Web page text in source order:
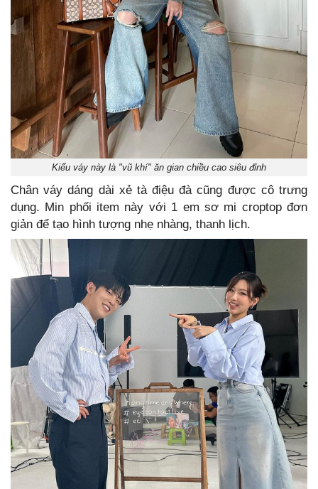
Kiểu váy này là "vũ khí" ăn gian chiều cao siêu đỉnh
Chân váy dáng dài xẻ tà điệu đà cũng được cô trưng
dụng. Min phối item này với 1 em sơ mi croptop đơn
giản để tạo hình tượng nhẹ nhàng, thanh lịch.